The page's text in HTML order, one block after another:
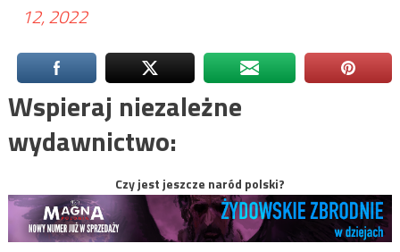
12, 2022
Wspieraj niezależne
wydawnictwo:
Czy jest jeszcze naród polski?